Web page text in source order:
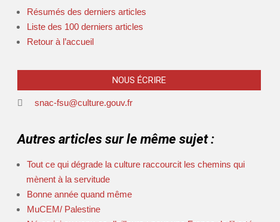
Résumés des derniers articles
Liste des 100 derniers articles
Retour à l’accueil
NOUS ÉCRIRE
snac-fsu@culture.gouv.fr
Autres articles sur le même sujet :
Tout ce qui dégrade la culture raccourcit les chemins qui
mènent à la servitude
Bonne année quand même
MuCEM/ Palestine